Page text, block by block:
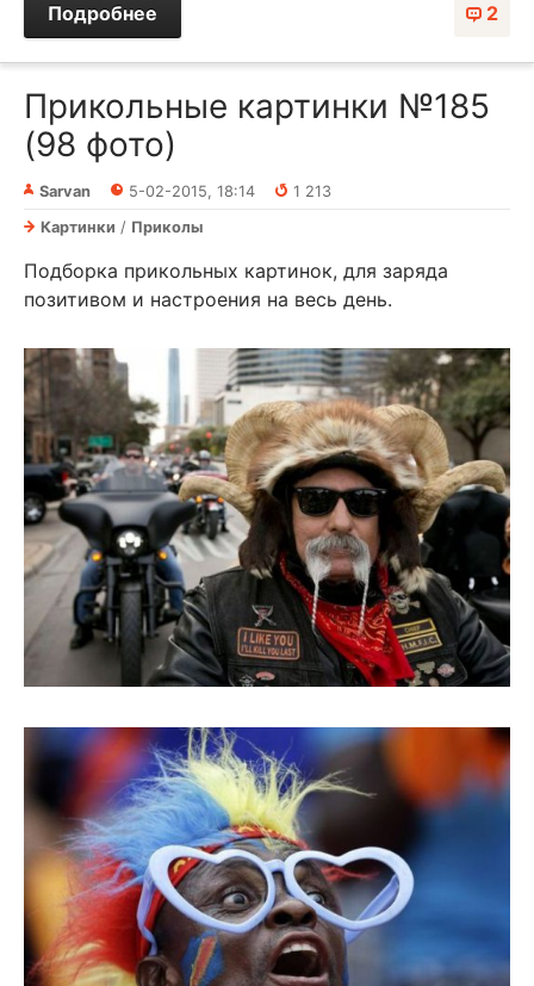
2
Подробнее
Прикольные картинки №185
(98 фото)
Sarvan 5-02-2015, 18:14
1 213
Картинки / Приколы
Подборка прикольных картинок, для заряда
позитивом и настроения на весь день.